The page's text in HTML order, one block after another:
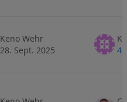
Keno Wehr
28. Sept. 2025
4.